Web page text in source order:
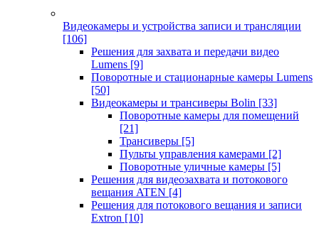
Видеокамеры и устройства записи и трансляции
[106]
Решения для захвата и передачи видео
Lumens [9]
Поворотные и стационарные камеры Lumens
[50]
Видеокамеры и трансиверы Bolin [33]
Поворотные камеры для помещений
[21]
Трансиверы [5]
Пульты управления камерами [2]
Поворотные уличные камеры [5]
Решения для видеозахвата и потокового
вещания ATEN [4]
Решения для потокового вещания и записи
Extron [10]